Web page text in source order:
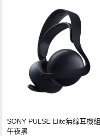
SONY PULSE Elite無線耳機組
午夜黑